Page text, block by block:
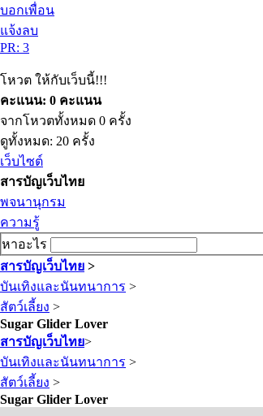
บอกเพื่อน
แจ้งลบ
PR: 3
โหวต ให้กับเว็บนี้!!!
คะแนน: 0 คะแนน
จากโหวตทั้งหมด 0 ครั้ง
ดูทั้งหมด: 20 ครั้ง
เว็บไซต์
สารบัญเว็บไทย
พจนานุกรม
ความรู้
หาอะไร
สารบัญเว็บไทย >
บันเทิงและนันทนาการ >
สัตว์เลี้ยง >
Sugar Glider Lover
สารบัญเว็บไทย>
บันเทิงและนันทนาการ >
สัตว์เลี้ยง >
Sugar Glider Lover